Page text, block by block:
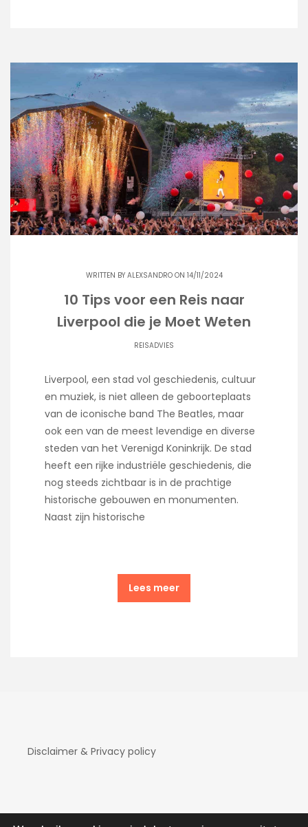
WRITTEN BY ALEXSANDROON 14/11/2024
10 Tips voor een Reis naar
Liverpool die je Moet Weten
REISADVIES
Liverpool, een stad vol geschiedenis, cultuur
en muziek, is niet alleen de geboorteplaats
van de iconische band The Beatles, maar
ook een van de meest levendige en diverse
steden van het Verenigd Koninkrijk. De stad
heeft een rijke industriële geschiedenis, die
nog steeds zichtbaar is in de prachtige
historische gebouwen en monumenten.
Naast zijn historische
Lees meer
Disclaimer & Privacy policy